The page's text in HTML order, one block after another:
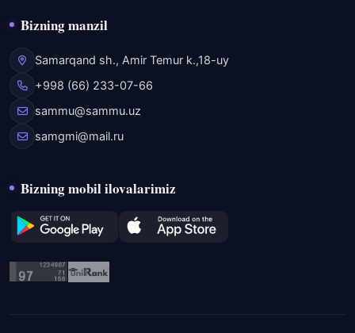
Bizning manzil
Samarqand sh., Amir Temur k.,18-uy
+998 (66) 233-07-66
sammu@sammu.uz
samgmi@mail.ru
Bizning mobil ilovalarimiz